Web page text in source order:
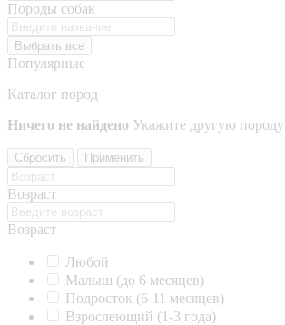
Породы собак
Выбрать все
Популярные
Каталог пород
Ничего не найдено Укажите другую породу
Сбросить Применить
Возраст
Возраст
Любой
Малыш (до 6 месяцев)
Подросток (6-11 месяцев)
Взрослеющий (1-3 года)